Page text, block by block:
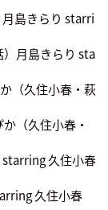
島きらり starri
）月島きらり sta
（久住小春・萩
（久住小春・
starring 久住小春
久住小春